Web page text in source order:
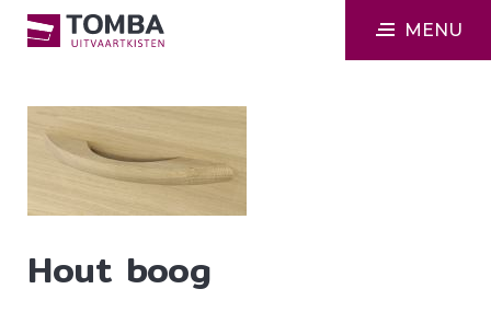
MENU
Hout boog